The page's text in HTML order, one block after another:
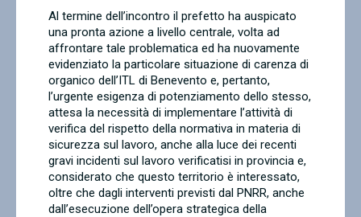
Al termine dell’incontro il prefetto ha auspicato
una pronta azione a livello centrale, volta ad
affrontare tale problematica ed ha nuovamente
evidenziato la particolare situazione di carenza di
organico dell’ITL di Benevento e, pertanto,
l’urgente esigenza di potenziamento dello stesso,
attesa la necessità di implementare l’attività di
verifica del rispetto della normativa in materia di
sicurezza sul lavoro, anche alla luce dei recenti
gravi incidenti sul lavoro verificatisi in provincia e,
considerato che questo territorio è interessato,
oltre che dagli interventi previsti dal PNRR, anche
dall’esecuzione dell’opera strategica della